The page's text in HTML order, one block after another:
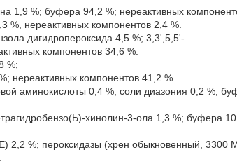
1,9 %; буфера 94,2 %; нереактивных
нереактивных компонентов 2,4 %.
дигидропероксида 4,5 %; 3,3',5,5'-
компонентов 34,6 %.
%;
нереактивных компонентов 41,2 %.
аминокислоты 0,4 %; соли диазония 0,2 %;
хинолин-3-ола 1,3 %; буфера
2,2 %; пероксидазы (хрен обыкновенный, 3300